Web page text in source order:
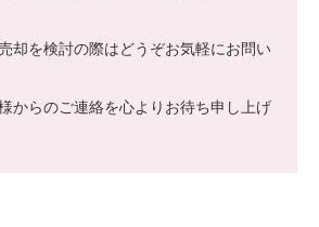
却を検討の際はどうぞお気軽にお問い
からのご連絡を心よりお待ち申し上げ